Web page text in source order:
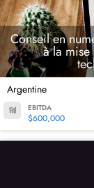
Conseil en
à la mise
Argentine
EBITDA
$600,000